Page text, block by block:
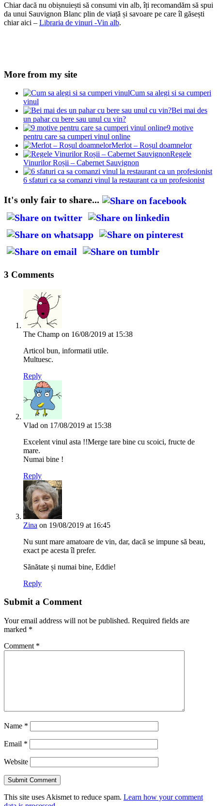
Chiar dacă nu obișnuiești să consumi vin alb, îți recomandăm să spui
da unui Sauvignon Blanc plin de viață și savoare pe care îl găsești
chiar aici – Libraria de vinuri -Vin alb.
More from my site
Cum sa alegi si sa cumperi
vinul
Bei mai des
un pahar cu bere sau unul cu vin?
9 motive
pentru care sa cumperi vinul online
Merlot – Roșul doamnelor
Regele
Vinurilor Roșii – Cabernet Sauvignon
6 sfaturi ca sa comanzi vinul la restaurant ca un profesionist
It's only fair to share...
3 Comments
The Champ on 16/08/2019 at 15:38
Articol bun, informatii utile.
Multuesc.
Reply
Vlad on 17/08/2019 at 15:38
Excelent vinul asta !!Merge tare bine cu scoici, fructe de
mare.
Numai bine !
Reply
Zina on 19/08/2019 at 16:45
Nu sunt mare amatoare de vin, dar, dacă se impune să beau,
exact pe acesta îl prefer.
Sănătate și numai bine, Eddie!
Reply
Submit a Comment
Your email address will not be published. Required fields are
marked *
Comment *
Name *
Email *
Website
This site uses Akismet to reduce spam. Learn how your comment